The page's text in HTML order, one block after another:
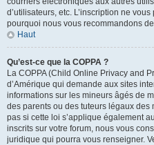
d’utilisateurs, etc. L’inscription ne
pourquoi nous vous recommandons
Haut
Qu’est-ce que la COPPA ?
La COPPA (Child Online Privacy and
d’Amérique qui demande aux sites
informations sur les mineurs âgés de
des parents ou des tuteurs légaux
pas si cette loi s’applique également
inscrits sur votre forum, nous vous
juridique qui pourra vous renseigner.